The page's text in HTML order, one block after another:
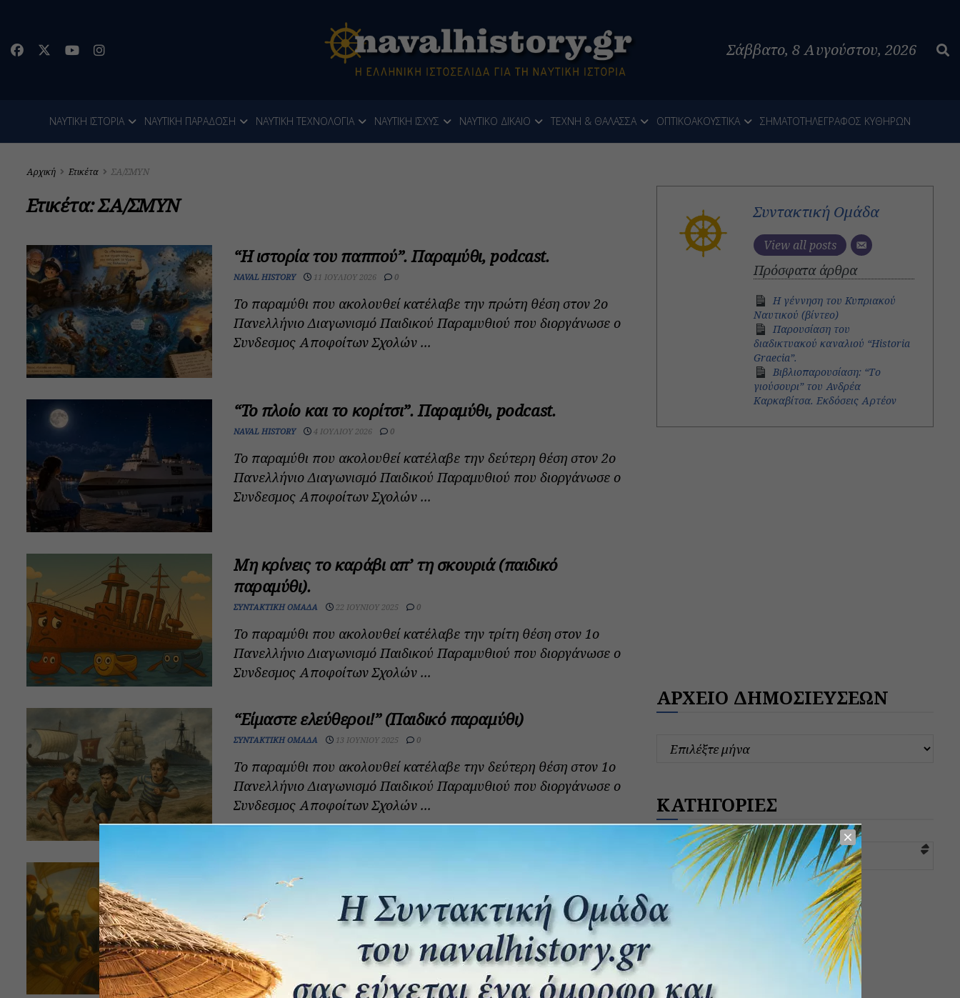
Σάββατο, 8 Αυγούστου, 2026
ΝΑΥΤΙΚΗ ΙΣΤΟΡΙΑ ΝΑΥΤΙΚΗ ΠΑΡΑΔΟΣΗ ΝΑΥΤΙΚΗ ΤΕΧΝΟΛΟΓΙΑ ΝΑΥΤΙΚΗ ΙΣΧΥΣ ΝΑΥΤΙΚΟ ΔΙΚΑΙΟ ΤΕΧΝΗ & ΘΑΛΑΣΣΑ ΟΠΤΙΚΟΑΚΟΥΣΤΙΚΑ ΣΗΜΑΤΟΤΗΛΕΓΡΑΦΟΣ ΚΥΘΗΡΩΝ
Αρχική Ετικέτα ΣΑ/ΣΜΥΝ
Ετικέτα:ΣΑ/ΣΜΥΝ
“Η ιστορία του παππού”. Παραμύθι, podcast.
NAVAL HISTORY 11 ΙΟΥΛΊΟΥ 2026 0
Το παραμύθι που ακολουθεί κατέλαβε την πρώτη θέση στον 2ο
Πανελλήνιο Διαγωνισμό Παιδικού Παραμυθιού που διοργάνωσε ο
Συνδεσμος Αποφοίτων Σχολών ...
“Το πλοίο και το κορίτσι”. Παραμύθι, podcast.
NAVAL HISTORY 4 ΙΟΥΛΊΟΥ 2026 0
Το παραμύθι που ακολουθεί κατέλαβε την δεύτερη θέση στον 2ο
Πανελλήνιο Διαγωνισμό Παιδικού Παραμυθιού που διοργάνωσε ο
Συνδεσμος Αποφοίτων Σχολών ...
Μη κρίνεις το καράβι απ’ τη σκουριά (παιδικό
παραμύθι).
ΣΥΝΤΑΚΤΙΚΉ ΟΜΆΔΑ 22 ΙΟΥΝΊΟΥ 2025 0
Το παραμύθι που ακολουθεί κατέλαβε την τρίτη θέση στον 1ο
Πανελλήνιο Διαγωνισμό Παιδικού Παραμυθιού που διοργάνωσε ο
Συνδεσμος Αποφοίτων Σχολών ...
“Είμαστε ελεύθεροι!” (Παιδικό παραμύθι)
ΣΥΝΤΑΚΤΙΚΉ ΟΜΆΔΑ 13 ΙΟΥΝΊΟΥ 2025 0
Το παραμύθι που ακολουθεί κατέλαβε την δεύτερη θέση στον 1ο
Πανελλήνιο Διαγωνισμό Παιδικού Παραμυθιού που διοργάνωσε ο
Συνδεσμος Αποφοίτων Σχολών ...
Αυτόπτης … ποντικός (παιδικό παραμύθι)
10 ΙΟΥΝΊΟΥ 2025
Το παραμύθι που ακολουθεί κατέλαβε την πρώτη θέση στον 1ο
Πανελλήνιο Διαγωνισμό Παιδικού Παραμυθιού που διοργάνωσε ο
Συνδεσμος Αποφοίτων Σχολών ...
Συντακτική Ομάδα
View all posts
Πρόσφατα άρθρα
H γέννηση του Κυπριακού
Ναυτικού (βίντεο)
Παρουσίαση του
διαδικτυακού καναλιού “Historia
Graecia”.
Βιβλιοπαρουσίαση: “Το
γιούσουρι” του Ανδρέα
Καρκαβίτσα. Εκδόσεις Αρτέον
ΑΡΧΕΙΟ ΔΗΜΟΣΙΕΥΣΕΩΝ
ΚΑΤΗΓΟΡΙΕΣ
Επιλογή κατηγορίας